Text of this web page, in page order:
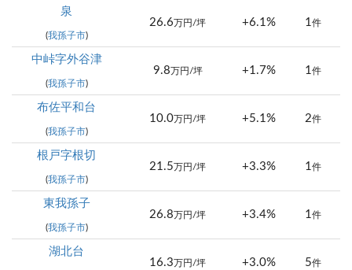
泉
(我孫子市)
26.6 万円/坪 +6.1% 1件
中峠字外谷津
(我孫子市)
9.8 万円/坪 +1.7% 1件
布佐平和台
(我孫子市)
10.0万円/坪 +5.1% 2件
根戸字根切
(我孫子市)
21.5 万円/坪 +3.3% 1件
東我孫子
(我孫子市)
26.8 万円/坪 +3.4% 1件
湖北台
16.3 万円/坪 +3.0% 5件